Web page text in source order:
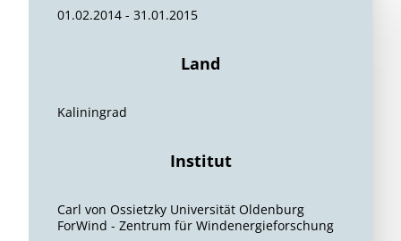
01.02.2014 - 31.01.2015
Land
Kaliningrad
Institut
Carl von Ossietzky Universität Oldenburg
ForWind - Zentrum für Windenergieforschung